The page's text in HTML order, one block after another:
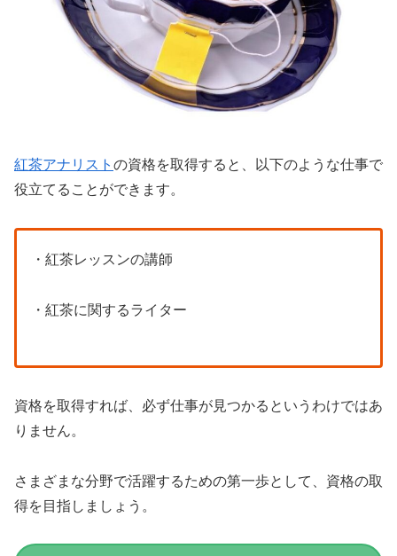
紅茶アナリスト の資格を取得すると、以下のような仕事で
役立てることができます。
・紅茶レッスンの講師
・紅茶に関するライター
資格を取得すれば、必ず仕事が見つかるというわけではあ
りません。
さまざまな分野で活躍するための第一歩として、資格の取
得を目指しましょう。